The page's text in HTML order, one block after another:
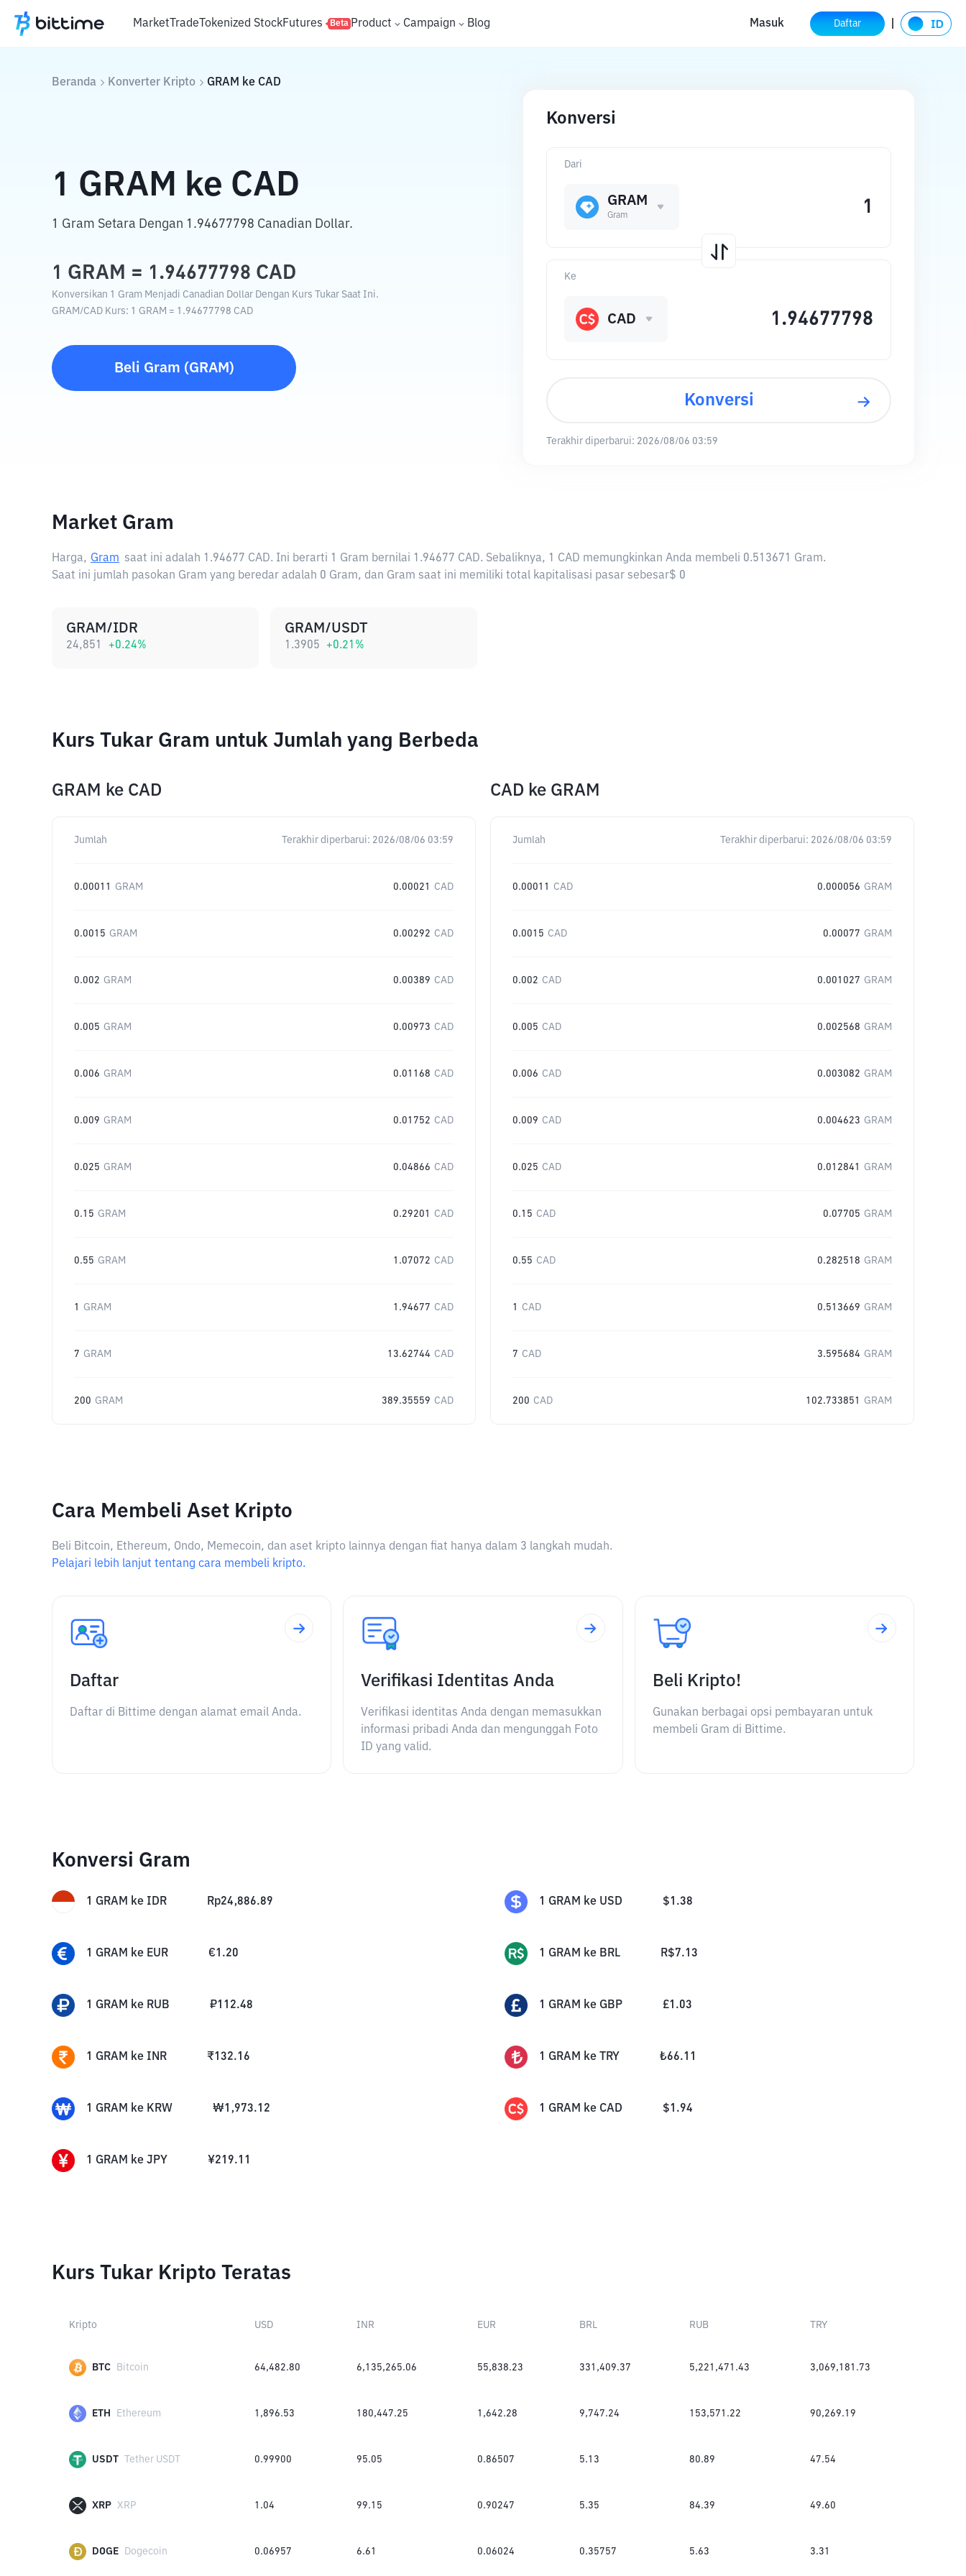
MarketTradeTokenized StockFutures Beta Product Campaign Blog Masuk Daftar
Beranda Konverter Kripto GRAM ke CAD
1 GRAM ke CAD
1 Gram Setara Dengan 1.94677798 Canadian Dollar.
1 GRAM = 1.94677798 CAD
Konversikan 1 Gram Menjadi Canadian Dollar Dengan Kurs Tukar Saat Ini.
GRAM/CAD Kurs: 1 GRAM = 1.94677798 CAD
Beli Gram (GRAM )
Konversi
Dari
GRAM
Gram
Ke
CAD
Konversi
Terakhir diperbarui: 2026/08/06 03:59
Market Gram
Harga, Gram saat ini adalah 1.94677 CAD. Ini berarti 1 Gram bernilai 1.94677 CAD. Sebaliknya, 1 CAD memungkinkan Anda membeli 0.513671 Gram.
Saat ini jumlah pasokan Gram yang beredar adalah 0 Gram, dan Gram saat ini memiliki total kapitalisasi pasar sebesar$ 0
GRAM/IDR
24,851 +0.24%
GRAM/USDT
1.3905 +0.21 %
Kurs Tukar Gram untuk Jumlah yang Berbeda
GRAM ke CAD
Jumlah Terakhir diperbarui: 2026/08/06 03:59
0.00011 GRAM 0.00021 CAD
0.0015 GRAM 0.00292 CAD
0.002 GRAM 0.00389 CAD
0.005 GRAM 0.00973 CAD
0.006 GRAM 0.01168 CAD
0.009 GRAM 0.01752 CAD
0.025 GRAM 0.04866 CAD
0.15 GRAM 0.29201 CAD
0.55 GRAM 1.07072 CAD
1 GRAM 1.94677 CAD
7 GRAM 13.62744 CAD
200 GRAM 389.35559 CAD
CAD ke GRAM
Jumlah Terakhir diperbarui: 2026/08/06 03:59
0.00011 CAD 0.000056 GRAM
0.0015 CAD 0.00077 GRAM
0.002 CAD 0.001027 GRAM
0.005 CAD 0.002568 GRAM
0.006 CAD 0.003082 GRAM
0.009 CAD 0.004623 GRAM
0.025 CAD 0.012841 GRAM
0.15 CAD 0.07705 GRAM
0.55 CAD 0.282518 GRAM
1 CAD 0.513669 GRAM
7 CAD 3.595684 GRAM
200 CAD 102.733851 GRAM
Cara Membeli Aset Kripto
Beli Bitcoin, Ethereum, Ondo, Memecoin, dan aset kripto lainnya dengan fiat hanya dalam 3 langkah mudah.
Pelajari lebih lanjut tentang cara membeli kripto.
Daftar
Daftar di Bittime dengan alamat email Anda.
Verifikasi Identitas Anda
Verifikasi identitas Anda dengan memasukkan
informasi pribadi Anda dan mengunggah Foto
ID yang valid.
Beli Kripto!
Gunakan berbagai opsi pembayaran untuk
membeli Gram di Bittime.
Konversi Gram
1 GRAM ke IDR Rp24,886.89 1 GRAM ke USD $1.38
1 GRAM ke EUR €1.20 1 GRAM ke BRL R$7.13
1 GRAM ke RUB ₽112.48 1 GRAM ke GBP £1.03
1 GRAM ke INR ₹132.16 1 GRAM ke TRY ₺66.11
1 GRAM ke KRW ₩1,973.12 1 GRAM ke CAD $1.94
1 GRAM ke JPY ¥219.11
Kurs Tukar Kripto Teratas
Kripto USD INR EUR BRL RUB TRY
BTC Bitcoin 64,482.80 6,135,265.06 55,838.23 331,409.37 5,221,471.43 3,069,181.73
ETH Ethereum 1,896.53 180,447.25 1,642.28 9,747.24 153,571.22 90,269.19
USDT Tether USDT 0.99900 95.05 0.86507 5.13 80.89 47.54
XRP XRP 1.04 99.15 0.90247 5.35 84.39 49.60
DOGE Dogecoin 0.06957 6.61 0.06024 0.35757 5.63 3.31